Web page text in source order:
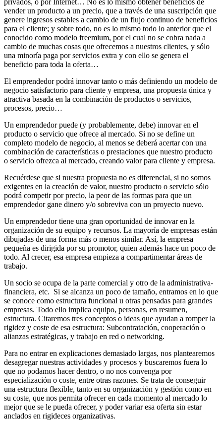
privados, o por Internet… No es lo mismo obtener beneficios de
vender un producto a un precio, que a través de una suscripción que
genere ingresos estables a cambio de un flujo continuo de beneficios
para el cliente; y sobre todo, no es lo mismo todo lo anterior que el
conocido como modelo freemium, por el cual no se cobra nada a
cambio de muchas cosas que ofrecemos a nuestros clientes, y sólo
una minoría paga por servicios extra y con ello se genera el
beneficio para toda la oferta…
El emprendedor podrá innovar tanto o más definiendo un modelo de
negocio satisfactorio para cliente y empresa, una propuesta única y
atractiva basada en la combinación de productos o servicios,
procesos, precio…
Un emprendedor puede (y probablemente, debe) innovar en el
producto o servicio que ofrece al mercado. Si no se define un
completo modelo de negocio, al menos se deberá acertar con una
combinación de características o prestaciones que nuestro producto
o servicio ofrezca al mercado, creando valor para cliente y empresa.
Recuérdese que si nuestra propuesta no es diferencial, si no somos
exigentes en la creación de valor, nuestro producto o servicio sólo
podrá competir por precio, la peor de las formas para que un
emprendedor gane dinero y/o sobreviva con un proyecto nuevo.
Un emprendedor tiene una gran oportunidad de innovar en la
organización de su equipo y recursos. La mayoría de empresas están
dibujadas de una forma más o menos similar. Así, la empresa
pequeña es dirigida por su promotor, quien además hace un poco de
todo. Al crecer, esa empresa empieza a compartimentar áreas de
trabajo.
Un socio se ocupa de la parte comercial y otro de la administrativa-
financiera, etc. Si se alcanza un poco de tamaño, entramos en lo que
se conoce como estructura funcional u otras pensadas para grandes
empresas. Todo ello implica equipo, personas, en resumen,
estructura. Citaremos tres conceptos o ideas que ayudan a romper la
rigidez y coste de esa estructura: Subcontratación, cooperación o
alianzas estratégicas, y trabajo en red o networking.
Para no entrar en explicaciones demasiado largas, nos plantearemos
desagregar nuestras actividades y procesos y buscaremos fuera lo
que no podamos hacer dentro, o no nos convenga por
especialización o coste, entre otras razones. Se trata de conseguir
una estructura flexible, tanto en su organización y gestión como en
su coste, que nos permita ofrecer en cada momento al mercado lo
mejor que se le pueda ofrecer, y poder variar esa oferta sin estar
anclados en rigideces organizativas.